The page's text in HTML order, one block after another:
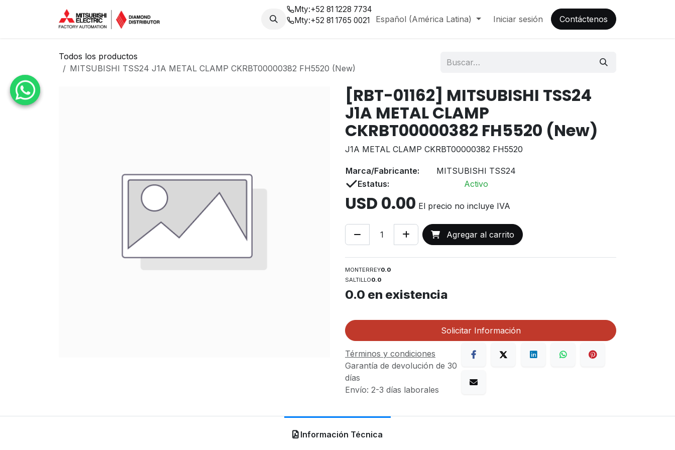
Nosotros Blog
Mty:+52 81 1228 7734
Mty:+52 81 1765 0021 Español (América Latina) Iniciar sesión Contáctenos
Todos los productos
MITSUBISHI TSS24 J1A METAL CLAMP CKRBT00000382 FH5520 (New)
[RBT-01162] MITSUBISHI TSS24
J1A METAL CLAMP
CKRBT00000382 FH5520 (New)
J1A METAL CLAMP CKRBT00000382 FH5520
Marca/Fabricante:
MITSUBISHI TSS24
Estatus:
Activo
USD 0.00 El precio no incluye IVA
Agregar al carrito
MONTERREY0.0
SALTILLO0.0
0.0 en existencia
Solicitar Información
Términos y condiciones
Garantía de devolución de 30
días
Envío: 2-3 días laborales
Información Técnica